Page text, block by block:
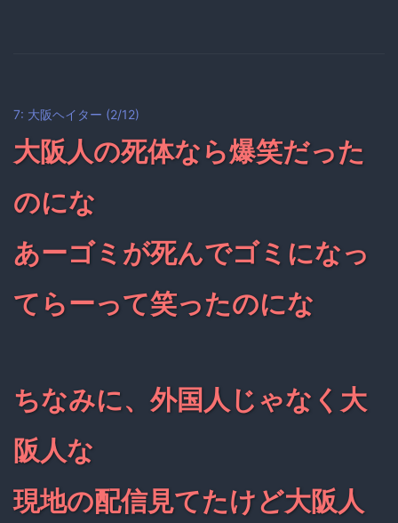
7: 大阪ヘイター (2/12)
大阪人の死体なら爆笑だった
のにな
あーゴミが死んでゴミになっ
てらーって笑ったのにな
ちなみに、外国人じゃなく大
阪人な
現地の配信見てたけど大阪人